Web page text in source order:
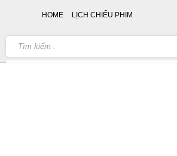
HOME LỊCH CHIẾU PHIM